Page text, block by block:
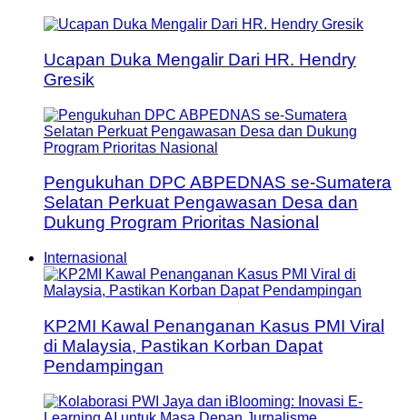
Ucapan Duka Mengalir Dari HR. Hendry
Gresik
Pengukuhan DPC ABPEDNAS se-Sumatera
Selatan Perkuat Pengawasan Desa dan
Dukung Program Prioritas Nasional
Internasional
KP2MI Kawal Penanganan Kasus PMI Viral
di Malaysia, Pastikan Korban Dapat
Pendampingan